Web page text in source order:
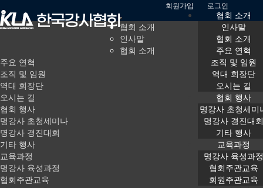
회원가입 로그인
협회 소개
인사말
협회 소개
주요 연혁
조직 및 임원
역대 회장단
오시는 길
협회 행사
명강사 초청세미
명강사 경진대회
기타 행사
교육과정
명강사 육성과정
협회주관교육
회원주관교육
협회 소개
인사말
협회 소개
주요 연혁
조직 및 임원
역대 회장단
오시는 길
협회 행사
명강사 초청세미나
명강사 경진대회
기타 행사
교육과정
명강사 육성과정
협회주관교육